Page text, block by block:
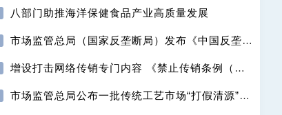
八部门助推海洋保健食品产业高质量发展
市场监管总局（国家反垄断局）发布《中国反垄断执法年度报告（2025）》
增设打击网络传销专门内容 《禁止传销条例（修订征求意见稿）》公开征求意见
市场监管总局公布一批传统工艺市场“打假清源”典型案例